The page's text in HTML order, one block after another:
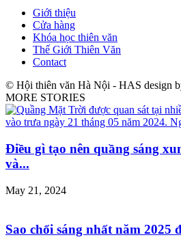
Giới thiệu
Cửa hàng
Khóa học thiên văn
Thế Giới Thiên Văn
Contact
© Hội thiên văn Hà Nội - HAS design
MORE STORIES
Điều gì tạo nên quầng sáng
và...
May 21, 2024
Sao chổi sáng nhất năm 2025